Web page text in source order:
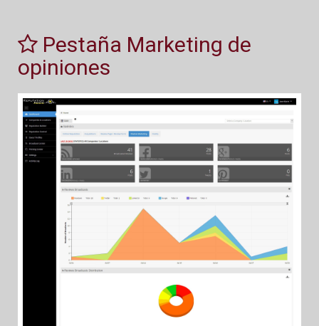
Pestaña Marketing de
opiniones